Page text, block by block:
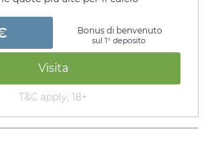
Bonus di benvenuto
sul 1° deposito
Visita
T&C apply, 18+